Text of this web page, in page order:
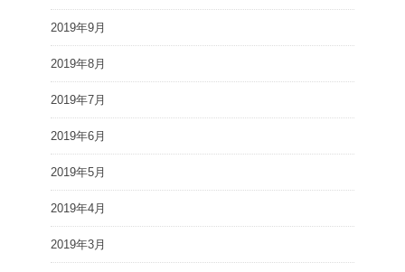
2019年9月
2019年8月
2019年7月
2019年6月
2019年5月
2019年4月
2019年3月